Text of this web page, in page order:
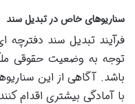
سناریوهای خاص در تبدیل سند
فرآیند تبدیل سند
توجه به وضعیت حقوقی
باشد. آگاهی از این
با آمادگی بیشتری اقدام